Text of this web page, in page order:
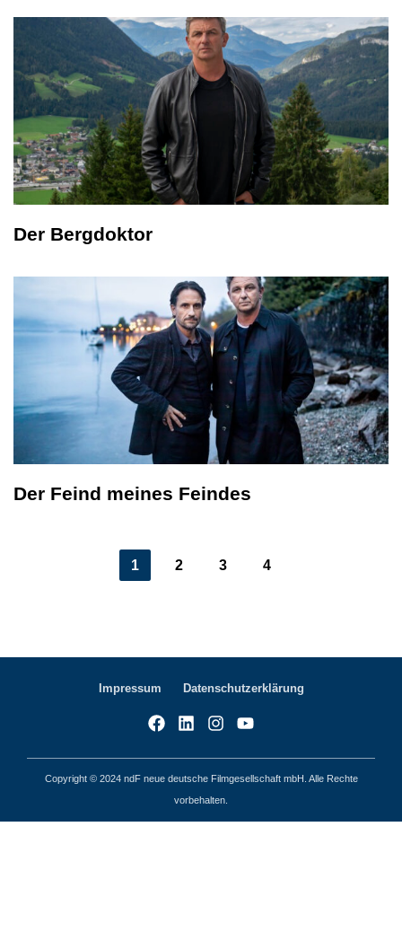
Der Bergdoktor
Der Feind meines Feindes
1 2 3 4
Impressum Datenschutzerklärung
Copyright © 2024 ndF neue deutsche Filmgesellschaft mbH. Alle Rechte
vorbehalten.